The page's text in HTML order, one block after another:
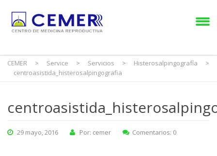
CEMER > Service > Servicios > Histerosalpingografía
>
centroasistida_histerosalpingografia
29 mayo, 2016 Por: cemer Comentarios: 0